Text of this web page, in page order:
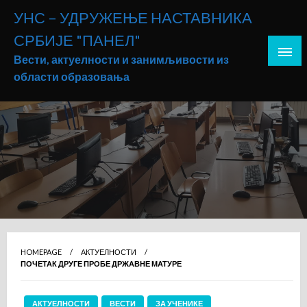
content
УНС – УДРУЖЕЊЕ НАСТАВНИКА
СРБИЈЕ "ПАНЕЛ"
Вести, актуелности и занимљивости из
области образовања
HOMEPAGE
АКТУЕЛНОСТИ
ПОЧЕТАК ДРУГЕ ПРОБЕ ДРЖАВНЕ МАТУРЕ
АКТУЕЛНОСТИ ВЕСТИ ЗА УЧЕНИКЕ